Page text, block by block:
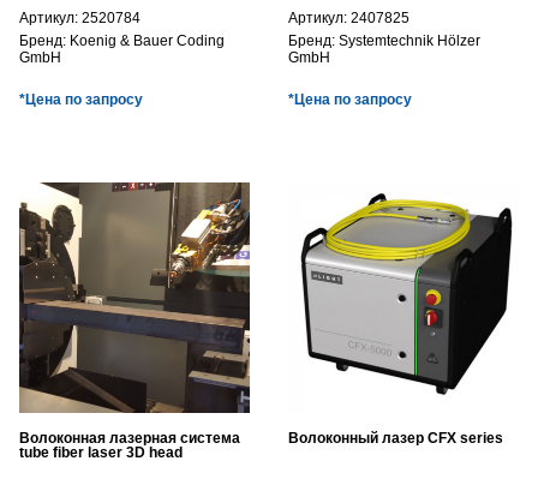
Артикул: 2520784
Бренд: Koenig & Bauer Coding
GmbH
*Цена по запросу
Артикул: 2407825
Бренд: Systemtechnik Hölzer
GmbH
*Цена по запросу
Волоконная лазерная система
tube fiber laser 3D head
Волоконный лазер CFX series